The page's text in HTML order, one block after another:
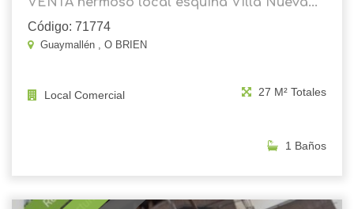
Código: 71774
Guaymallén , O BRIEN
Local Comercial 27 M² Totales
1 Baños